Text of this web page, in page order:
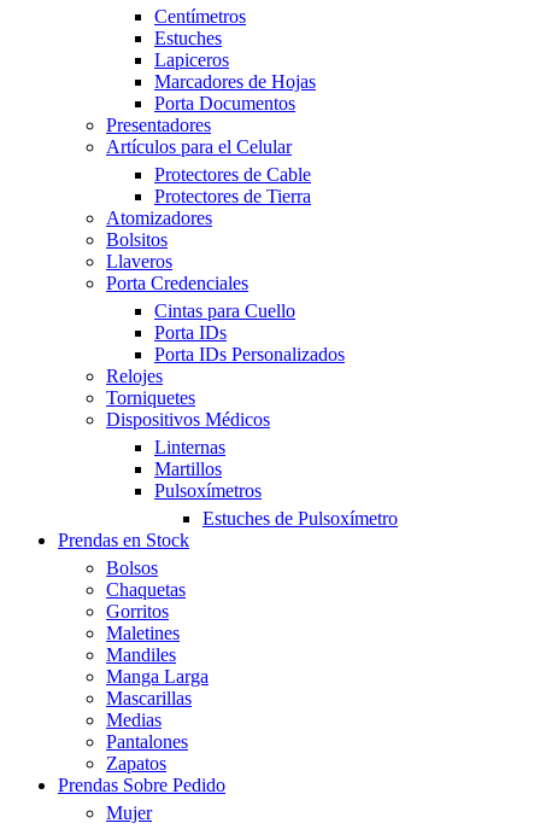
Centímetros
Estuches
Lapiceros
Marcadores de Hojas
Porta Documentos
Presentadores
Artículos para el Celular
Protectores de Cable
Protectores de Tierra
Atomizadores
Bolsitos
Llaveros
Porta Credenciales
Cintas para Cuello
Porta IDs
Porta IDs Personalizados
Relojes
Torniquetes
Dispositivos Médicos
Linternas
Martillos
Pulsoxímetros
Estuches de Pulsoxímetro
Prendas en Stock
Bolsos
Chaquetas
Gorritos
Maletines
Mandiles
Manga Larga
Mascarillas
Medias
Pantalones
Zapatos
Prendas Sobre Pedido
Mujer